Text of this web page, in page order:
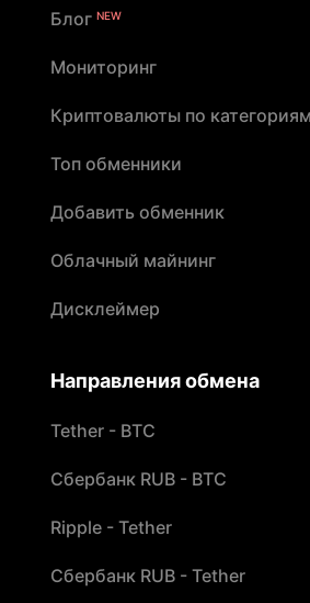
Блог NEW
Мониторинг
Криптовалюты по категориям
Топ обменники
Добавить обменник
Облачный майнинг
Дисклеймер
Направления обмена
Tether - BTC
Сбербанк RUB - BTC
Ripple - Tether
Сбербанк RUB - Tether